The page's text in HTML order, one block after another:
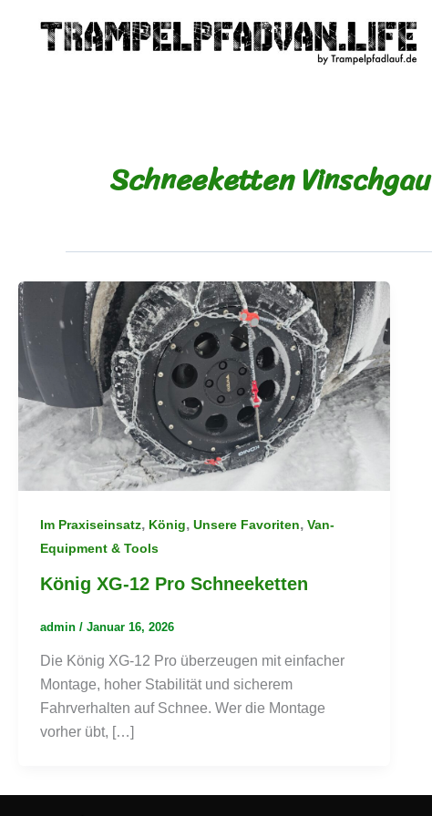
Schneeketten Vinschgau
Im Praxiseinsatz, König, Unsere Favoriten, Van-
Equipment & Tools
König XG-12 Pro Schneeketten
admin / Januar 16, 2026
Die König XG-12 Pro überzeugen mit einfacher
Montage, hoher Stabilität und sicherem
Fahrverhalten auf Schnee. Wer die Montage
vorher übt, […]